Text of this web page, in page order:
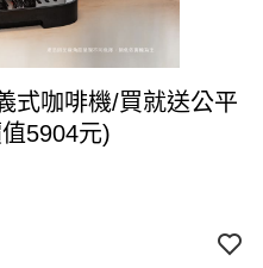
式咖啡機/買就送公平
5904元)